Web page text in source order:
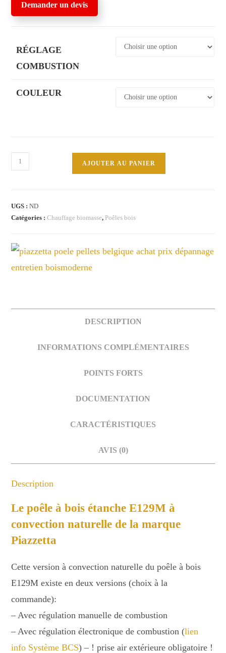
Demander un devis
RÉGLAGE
COMBUSTION
COULEUR
quantité
de
Conv
Nat
Piazzetta
AJOUTER AU PANIER
UGS :ND
Catégories :Chauffage biomasse, Poêles bois
DESCRIPTION
INFORMATIONS COMPLÉMENTAIRES
POINTS FORTS
DOCUMENTATION
CARACTÉRISTIQUES
AVIS (0)
Description
Le poêle à bois étanche E129M à
convection naturelle de la marque
Piazzetta
Cette version à convection naturelle du poêle à bois
E129M existe en deux versions (choix à la
commande):
– Avec régulation manuelle de combustion
– Avec régulation électronique de combustion (lien
info Système BCS) – ! prise air extérieure obligatoire !